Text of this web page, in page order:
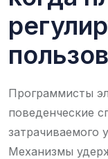
Программисты
поведенческие
затрачиваемого
Механизмы